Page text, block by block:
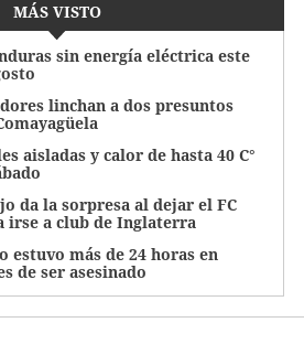
MÁS VISTO
sin energía eléctrica este
linchan a dos presuntos
aisladas y calor de hasta 40 C°
da la sorpresa al dejar el FC
irse a club de Inglaterra
estuvo más de 24 horas en
de ser asesinado